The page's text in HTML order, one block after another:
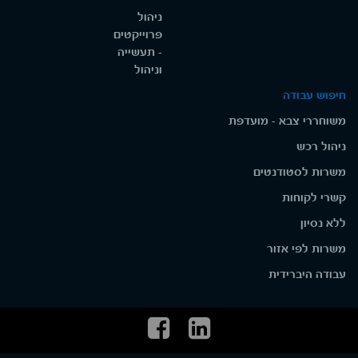
ניהול
פרוייקטים
- תעשייה
וניהול
חיפוש עבודה
משוחררי צבא - מועדפת
ניהול רכש
משרות לסטודנטים
קשרי לקוחות
ללא נסיון
משרות לפי אזור
עבודה היברידית